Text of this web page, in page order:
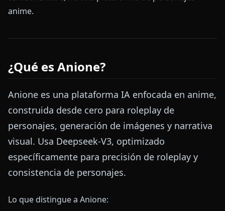
anime.
¿Qué es Anione?
Anione es una plataforma IA enfocada en anime,
construida desde cero para roleplay de
personajes, generación de imágenes y narrativa
visual. Usa Deepseek-V3, optimizado
específicamente para precisión de roleplay y
consistencia de personajes.
Lo que distingue a Anione: